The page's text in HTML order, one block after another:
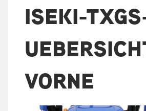
ISEKI-
VORNE